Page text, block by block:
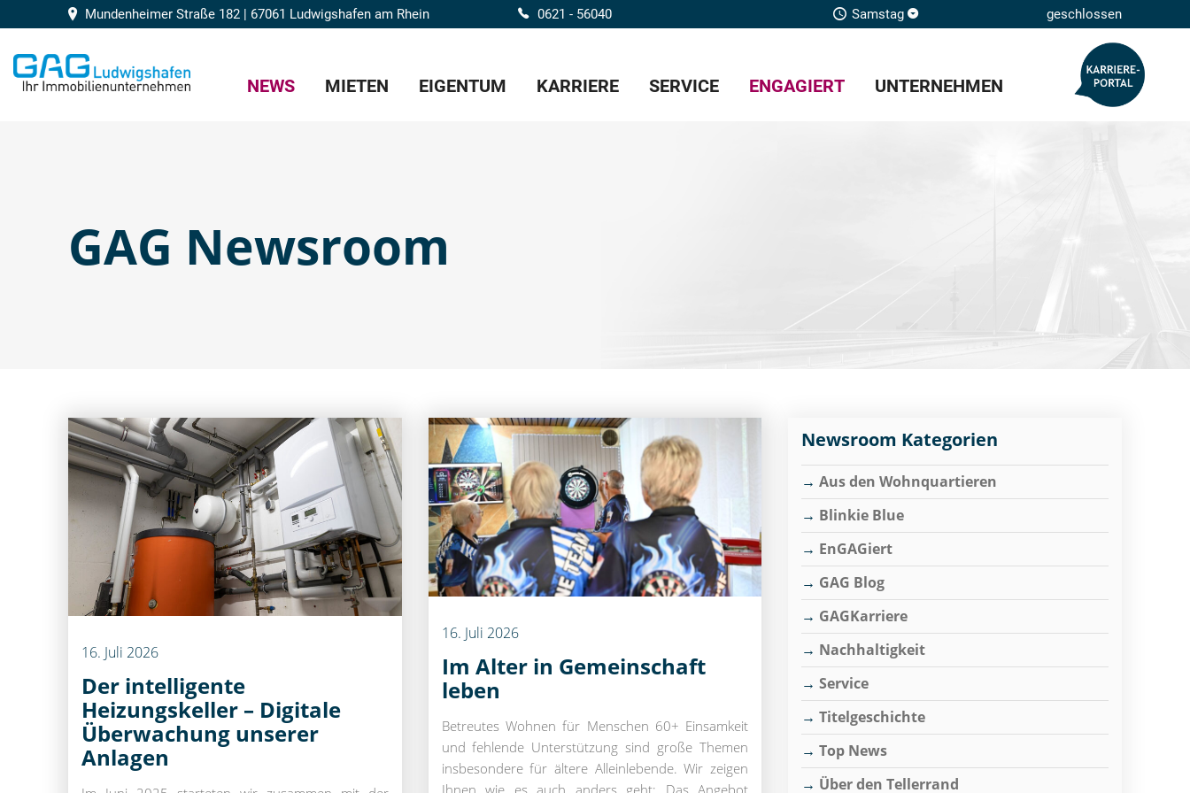
Mundenheimer Straße 182 | 67061 Ludwigshafen am Rhein 0621 - 56040 Samstag geschlossen
NEWS MIETEN EIGENTUM KARRIERE SERVICE ENGAGIERT UNTERNEHMEN
GAG Newsroom
16. Juli 2026
Der intelligente
Heizungskeller – Digitale
Überwachung unserer
Anlagen
16. Juli 2026
Im Alter in Gemeinschaft
leben
Betreutes Wohnen für Menschen 60+ Einsamkeit
und fehlende Unterstützung sind große Themen
insbesondere für ältere Alleinlebende. Wir zeigen
Newsroom Kategorien
Aus den Wohnquartieren
Blinkie Blue
EnGAGiert
GAG Blog
GAGKarriere
Nachhaltigkeit
Service
Titelgeschichte
Top News
Über den Tellerrand